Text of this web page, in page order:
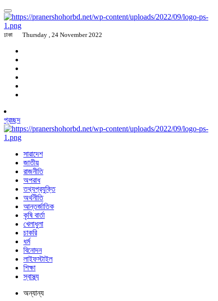
ঢাকা Thursday , 24 November 2022
প্রচ্ছদ
সারাদেশ
জাতীয়
রাজনীতি
অপরাধ
তথ্যপ্রযুক্তি
অর্থনীতি
আন্তর্জাতিক
কৃষি বার্তা
খেলাধুলা
চাকরি
ধর্ম
বিনোদন
লাইফস্টাইল
শিক্ষা
স্বাস্থ্য
অন্যান্য